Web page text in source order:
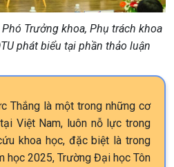
Trưởng khoa, Phụ trách khoa
phát biểu tại phần thảo luận
Thắng là một trong những cơ
Việt Nam, luôn nỗ lực trong
khoa học, đặc biệt là trong
học 2025, Trường Đại học Tôn